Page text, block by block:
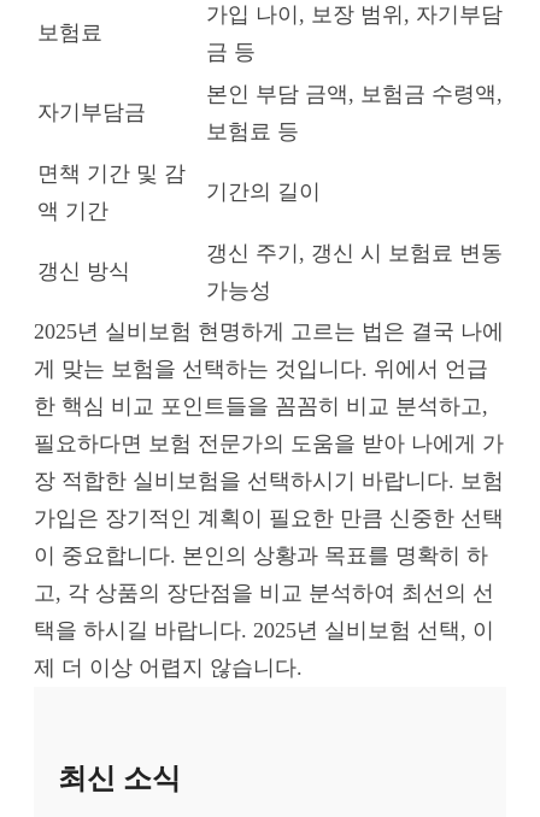
보험료
가입 나이, 보장 범위, 자기부담
금 등
자기부담금
본인 부담 금액, 보험금 수령액,
보험료 등
면책 기간 및 감
액 기간
기간의 길이
갱신 방식
갱신 주기, 갱신 시 보험료 변동
가능성
2025년 실비보험 현명하게 고르는 법은 결국 나에
게 맞는 보험을 선택하는 것입니다. 위에서 언급
한 핵심 비교 포인트들을 꼼꼼히 비교 분석하고,
필요하다면 보험 전문가의 도움을 받아 나에게 가
장 적합한 실비보험을 선택하시기 바랍니다. 보험
가입은 장기적인 계획이 필요한 만큼 신중한 선택
이 중요합니다. 본인의 상황과 목표를 명확히 하
고, 각 상품의 장단점을 비교 분석하여 최선의 선
택을 하시길 바랍니다. 2025년 실비보험 선택, 이
제 더 이상 어렵지 않습니다.
최신 소식